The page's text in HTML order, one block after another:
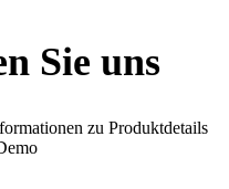
Sie uns
zu Produktdetails